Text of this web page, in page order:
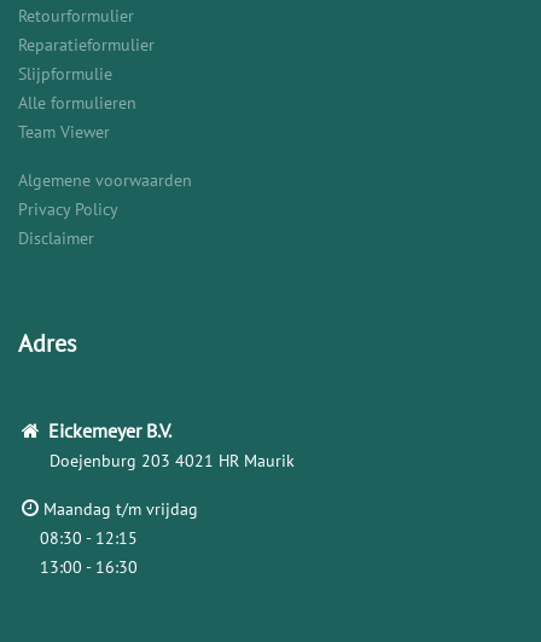
Retourformulier
Reparatieformulier
Slijpformulie
Alle formulieren
Team Viewer
Algemene voorwaarden
Privacy Policy
Disclaimer
Adres
Eickemeyer B.V.
Doejenburg 203 4021 HR Maurik
Maandag t/m vrijdag
08:30 - 12:15
13:00 - 16:30